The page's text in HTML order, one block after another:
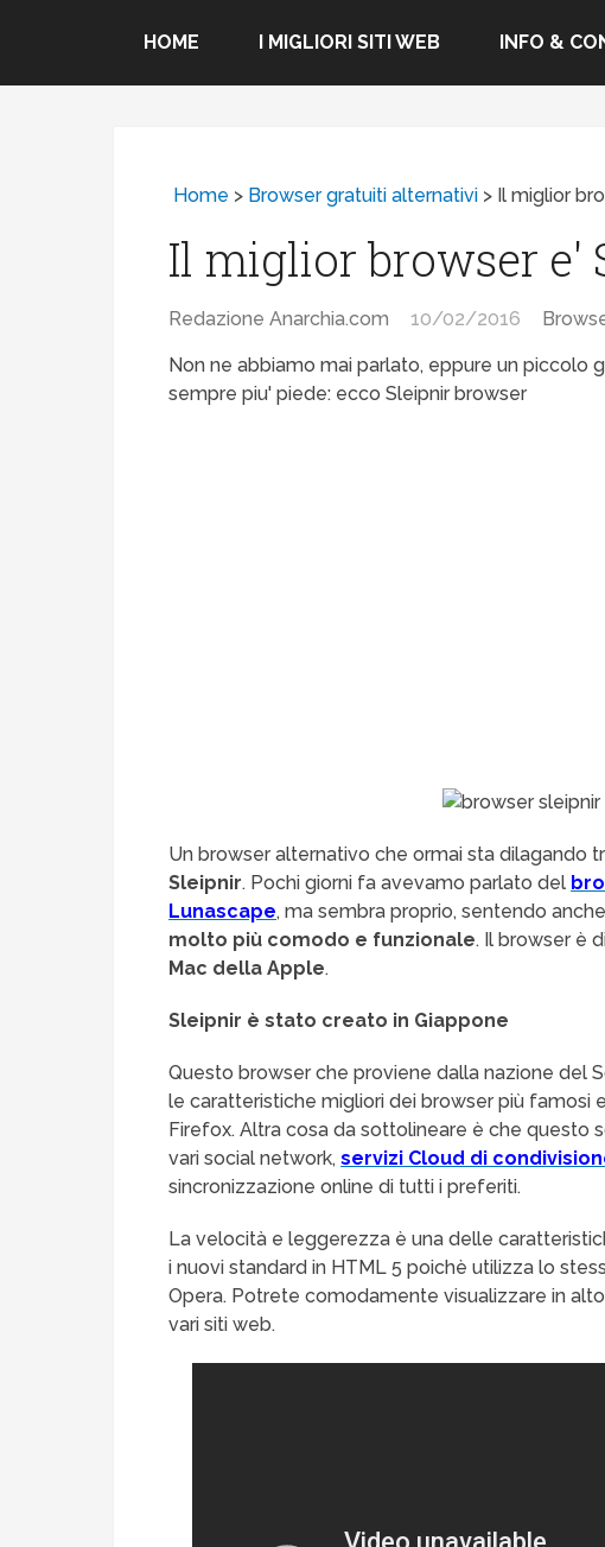
HOME I MIGLIORI SITI WEB INFO &
Home > Browser gratuiti alternativi > Il miglior
Il miglior browser e'
Redazione Anarchia.com 10/02/2016
Non ne abbiamo mai parlato, eppure un piccolo
sempre piu' piede: ecco Sleipnir browser
Un browser alternativo che ormai sta dilagando
Sleipnir. Pochi giorni fa avevamo parlato del
Lunascape, ma sembra proprio, sentendo
molto più comodo e funzionale. Il browser è
Mac della Apple.
Sleipnir è stato creato in Giappone
Questo browser che proviene dalla nazione del
le caratteristiche migliori dei browser più famosi
Firefox. Altra cosa da sottolineare è che
vari social network,servizi Cloud di
sincronizzazione online di tutti i preferiti.
La velocità e leggerezza è una delle
i nuovi standard in HTML 5 poichè utilizza lo
Opera. Potrete comodamente visualizzare in
vari siti web.